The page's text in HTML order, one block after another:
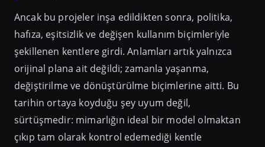
Ancak bu projeler inşa edildikten sonra, politika,
hafıza, eşitsizlik ve değişen kullanım biçimleriyle
şekillenen kentlere girdi. Anlamları artık yalnızca
orijinal plana ait değildi; zamanla yaşanma,
değiştirilme ve dönüştürülme biçimlerine aitti. Bu
tarihin ortaya koyduğu şey uyum değil,
sürtüşmedir: mimarlığın ideal bir model olmaktan
çıkıp tam olarak kontrol edemediği kentle